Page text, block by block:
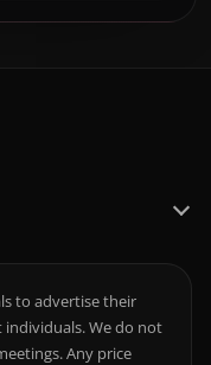
to advertise their
We do not
Any price